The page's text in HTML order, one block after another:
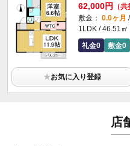
62,000円
（
敷金： 0.0ヶ月
1LDK / 46.51㎡
礼金0
敷金0
★お気に入り登録
店